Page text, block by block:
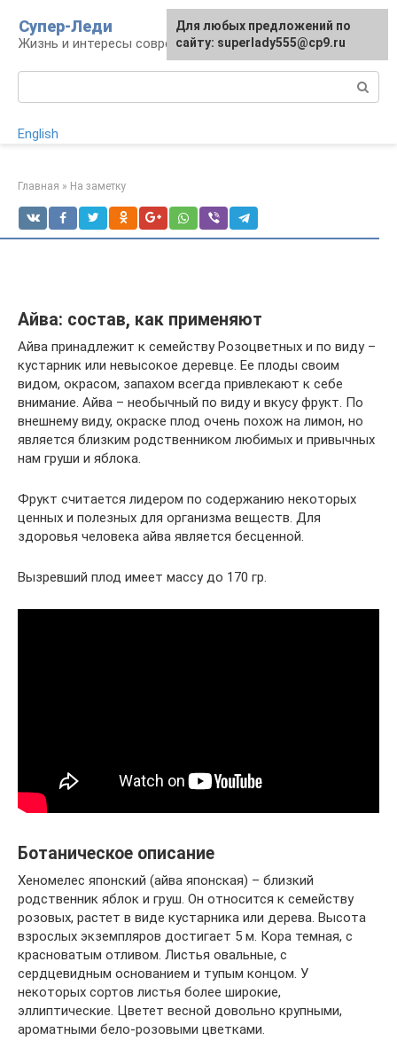
контенту
Супер-Леди
Жизнь и интересы современной женщины
English
Главная » На заметку
Айва: состав, как применяют
Айва принадлежит к семейству Розоцветных и по виду –
кустарник или невысокое деревце. Ее плоды своим
видом, окрасом, запахом всегда привлекают к себе
внимание. Айва – необычный по виду и вкусу фрукт. По
внешнему виду, окраске плод очень похож на лимон, но
является близким родственником любимых и привычных
нам груши и яблока.
Фрукт считается лидером по содержанию некоторых
ценных и полезных для организма веществ. Для
здоровья человека айва является бесценной.
Вызревший плод имеет массу до 170 гр.
Ботаническое описание
Хеномелес японский (айва японская) – близкий
родственник яблок и груш. Он относится к семейству
розовых, растет в виде кустарника или дерева. Высота
взрослых экземпляров достигает 5 м. Кора темная, с
красноватым отливом. Листья овальные, с
сердцевидным основанием и тупым концом. У
некоторых сортов листья более широкие,
эллиптические. Цветет весной довольно крупными,
ароматными бело-розовыми цветками.
Для любых предложений по
сайту: superlady555@cp9.ru